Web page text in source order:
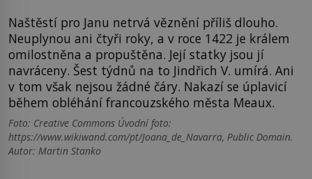
Naštěstí pro Janu netrvá věznění příliš dlouho.
Neuplynou ani čtyři roky, a v roce 1422 je králem
omilostněna a propuštěna. Její statky jsou jí
navráceny. Šest týdnů na to Jindřich V. umírá. Ani
v tom však nejsou žádné čáry. Nakazí se úplavicí
během obléhání francouzského města Meaux.
Foto: Creative Commons Úvodní foto:
https://www.wikiwand.com/pt/Joana_de_Navarra, Public Domain.
Autor: Martin Stanko